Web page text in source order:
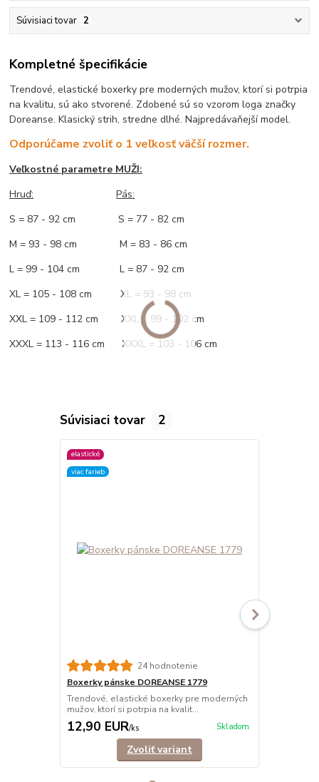
Súvisiaci tovar 2
Kompletné špecifikácie
Trendové, elastické boxerky pre moderných mužov, ktorí si potrpia
na kvalitu, sú ako stvorené. Zdobené sú so vzorom loga značky
Doreanse. Klasický strih, stredne dlhé. Najpredávaňejší model.
Odporúčame zvoliť o 1 veľkosť väčší rozmer.
Veľkostné parametre MUŽI:
Hruď:
Pás:
S = 87 - 92 cm S = 77 - 82 cm
M = 93 - 98 cm M = 83 - 86 cm
L = 99 - 104 cm L = 87 - 92 cm
XL = 105 - 108 cm XL = 93 - 98 cm
XXL = 109 - 112 cm XXL = 99 - 102 cm
XXXL = 113 - 116 cm XXXL = 103 - 106 cm
Súvisiaci tovar 2
elastické
viac farieb
24 hodnotenie
Boxerky pánske DOREANSE 1779
Trendové, elastické boxerky pre moderných
mužov, ktorí si potrpia na kvalit...
12,90 EUR/ks Skladom
Zvoliť variant